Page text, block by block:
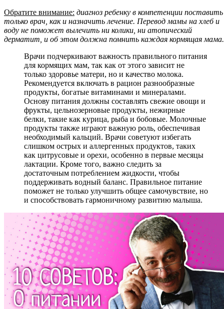
КАПЕЛЬНИЦЫ
КАК ПРОЙТИ
КУРС
КОНТАКТЫ
НИЖНИЙ
НОВГОРОД
Обратите внимание: диагноз ребенку в компетенции поставить
только врач, как и назначить лечение. Перевод мамы на хлеб и
воду не поможет вылечить ни колики, ни атопический
дерматит, и об этом должна помнить каждая кормящая мама.
Врачи подчеркивают важность правильного питания
для кормящих мам, так как от этого зависит не
только здоровье матери, но и качество молока.
Рекомендуется включать в рацион разнообразные
продукты, богатые витаминами и минералами.
Основу питания должны составлять свежие овощи и
фрукты, цельнозерновые продукты, нежирные
белки, такие как курица, рыба и бобовые. Молочные
продукты также играют важную роль, обеспечивая
необходимый кальций. Врачи советуют избегать
слишком острых и аллергенных продуктов, таких
как цитрусовые и орехи, особенно в первые месяцы
лактации. Кроме того, важно следить за
достаточным потреблением жидкости, чтобы
поддерживать водный баланс. Правильное питание
поможет не только улучшить общее самочувствие, но
и способствовать гармоничному развитию малыша.